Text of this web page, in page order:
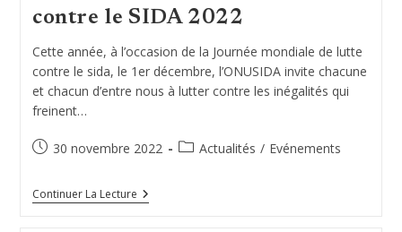
Millau
contre le SIDA 2022
Cette année, à l’occasion de la Journée mondiale de lutte
contre le sida, le 1er décembre, l’ONUSIDA invite chacune
et chacun d’entre nous à lutter contre les inégalités qui
freinent…
Publication
30 novembre 2022
PostActualités / Evénements
Continuer La LectureJournée
Mondiale